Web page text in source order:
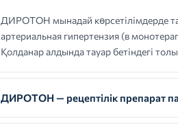
ДИРОТОН мынадай көрсетілімдерде
артериальная гипертензия (в
Қолданар алдында тауар бетіндегі
ДИРОТОН — рецептілік препарат